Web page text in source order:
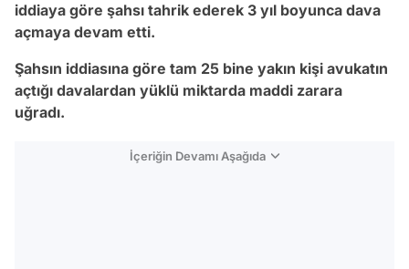
iddiaya göre şahsı tahrik ederek 3 yıl boyunca dava
açmaya devam etti.
Şahsın iddiasına göre tam 25 bine yakın kişi avukatın
açtığı davalardan yüklü miktarda maddi zarara
uğradı.
İçeriğin Devamı Aşağıda